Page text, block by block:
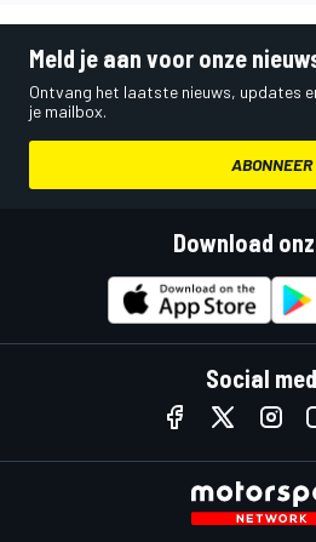
Meld je aan voor onze
Ontvang het laatste nieuws, updates
je mailbox.
ABONNEER
Download
Social